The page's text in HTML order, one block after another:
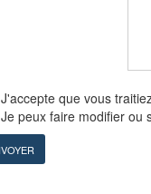
J'accepte que vous
Je peux faire modifier ou